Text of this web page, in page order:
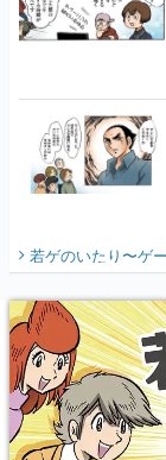
若ゲのいたり〜ゲ